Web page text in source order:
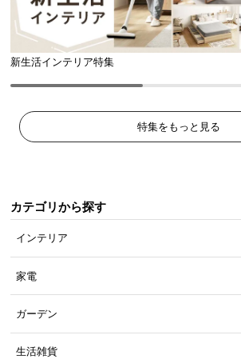
横幅 奥行き
約23㎝
手がけ加工
引き出しと扉付き
天板下のフリースペース
天板を伸ばすと現れるフリースペー
スを置いたり、小物を飾ったり、自
きます。
新生活インテリア特集
特集をもっと見る
カテゴリから探す
インテリア
家電
ガーデン
生活雑貨